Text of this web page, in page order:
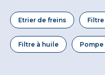
Etrier de freins
Filtre à huile Pompe